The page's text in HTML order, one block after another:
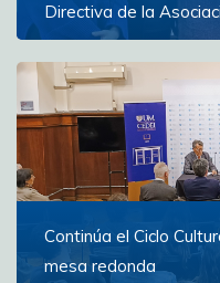
Directiva de la
desde hace más de
período el rol de
de Revistas
Ver más
Continúa el Ciclo
mesa redonda